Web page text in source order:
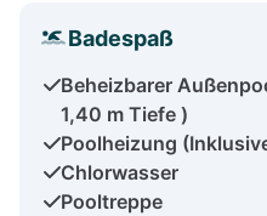
Badespaß
Beheizbarer
1,40 m Tiefe )
Poolheizung
Chlorwasser
Pooltreppe